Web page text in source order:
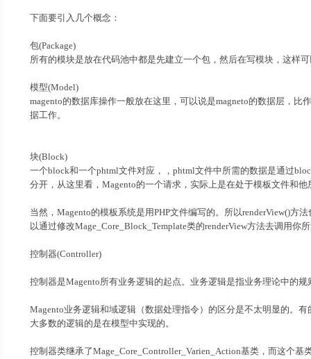
下面要引入几个概念：
包(Package)
所有的模块是放在代码池中都是先建立一个包，然后在写模块，这样
模型(Model)
magento的数据库操作一般放在这里，可以说是magneto的数据层，
据工作。
块(Block)
一个block和一个phtml文件对应，，phtml文件中所需的数据是通过
分开，从这里看，Magento的一个请求，实际上是在处于模板文件和
当然，Magento的模板系统是用PHP文件编写的。所以renderView()
以通过修改Mage_Core_Block_Template类的renderView方法去调用你
控制器(Controller)
控制器是Magento所有业务逻辑的起点。业务逻辑是指业务理论中的规
Magento业务逻辑和域逻辑（数据处理指令）的区分是不太明显的。
大多数的逻辑的是在模型中实现的。
控制器类继承了Mage_Core_Controller_Varien_Action基类，而这个